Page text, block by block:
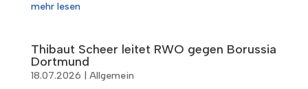
mehr lesen
Thibaut Scheer leitet RWO gegen Borussia
Dortmund
18.07.2026
Allgemein